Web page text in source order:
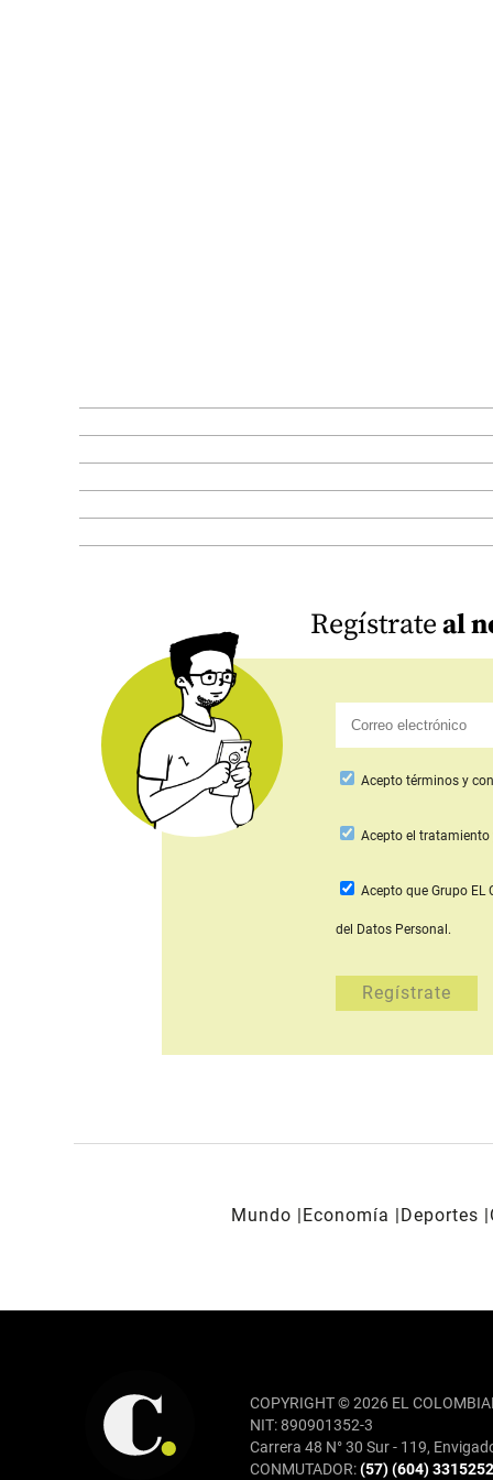
Regístrateal
Acepto términos y
Aceptoel tratamiento
Acepto que Grupo EL
del Datos Personal.
Mundo Economía Deportes
COPYRIGHT © 2026 EL
NIT: 890901352-3
Carrera 48 N° 30 Sur - 119,
CONMUTADOR:(57) (604) 3315252